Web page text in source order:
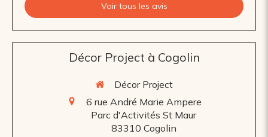
Voir tous les avis
Décor Project à Cogolin
Décor Project
6 rue André Marie Ampere
Parc d'Activités St Maur
83310 Cogolin